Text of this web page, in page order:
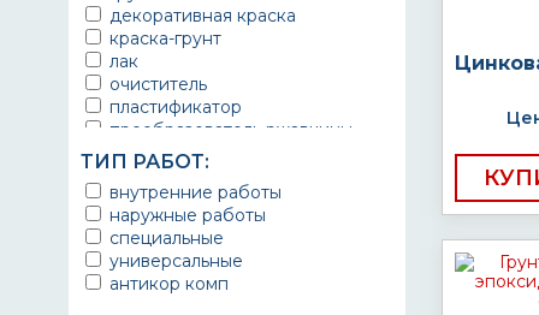
декоративная краска
краска-грунт
лак
очиститель
пластификатор
преобразователь ржавчины
эмаль
Краска
Покрытие
грунт эмаль
защитное покрытие
ТИП РАБОТ:
внутренние работы
наружные работы
специальные
универсальные
антикор комп